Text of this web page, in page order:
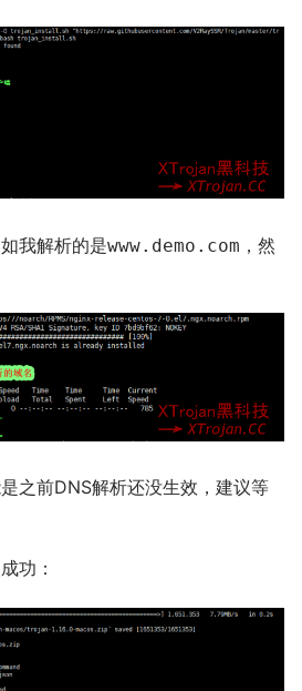
我解析的是www.demo.com ，然
之前DNS解析还没生效，建议等
功：